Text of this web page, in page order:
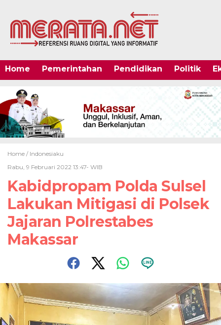
Home Pemerintahan Pendidikan Politik
Home / Indonesiaku
Rabu, 9 Februari 2022 13:47- WIB
Kabidpropam Polda Sulsel
Lakukan Mitigasi di Polsek
Jajaran Polrestabes
Makassar